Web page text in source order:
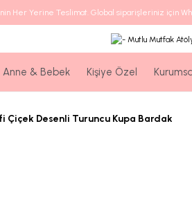
Her Yerine Teslimat. Global siparişleriniz için
Anne & Bebek Kişiye Özel
Çiçek Desenli Turuncu Kupa Bardak